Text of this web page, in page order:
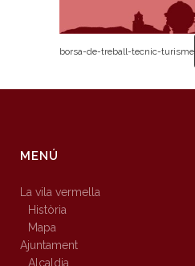
borsa-de-treball-tecnic-turisme
MENÚ
La vila vermella
Història
Mapa
Ajuntament
Alcaldia